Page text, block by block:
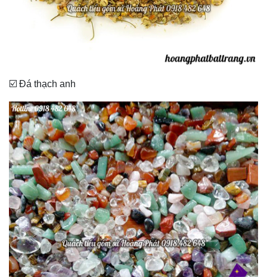
☑️ Đá thạch anh